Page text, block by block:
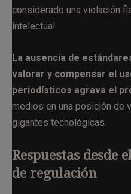
considerado una violación
intelectual.
La ausencia de
valorar y compensar el
periodísticos agrava el
medios en una posición de
gigantes tecnológicas.
Respuestas desde
de regulación